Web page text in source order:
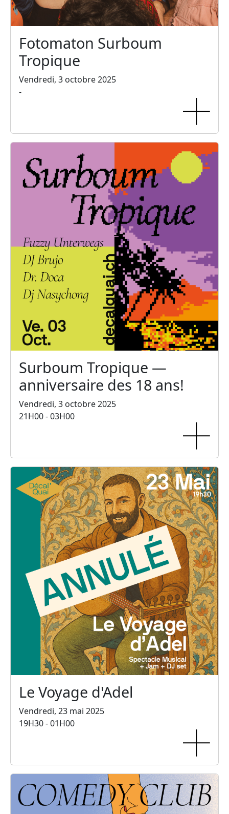
Fotomaton Surboum
Tropique
Vendredi, 3 octobre 2025
-
Surboum Tropique —
anniversaire des 18 ans!
Vendredi, 3 octobre 2025
21H00 - 03H00
Le Voyage d'Adel
Vendredi, 23 mai 2025
19H30 - 01H00